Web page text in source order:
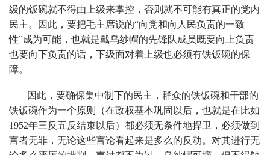
级的饭碗就不得由上级来掌控，否则就不可能有真正的党内
民主。因此，要把毛主席说的“向党和向人民负责的一致
性”成为可能，也就是戴乌纱帽的先锋队成员既要向上负责
也要向下负责的话，下级面对着上级也必须有铁饭碗的保
障。
因此，要确保集中制下的民主，群众的铁饭碗和干部的
铁饭碗作为一个原则（在政权基本巩固以后，也就是在比如
1952年三反五反结束以后）都必须无条件地捍卫，必须做到
言者无罪，无论这些言论看起来是多么的反动。对其进行无